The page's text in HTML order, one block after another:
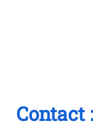
Contact :